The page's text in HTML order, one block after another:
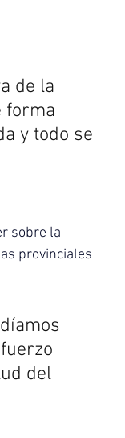
de la
forma
y todo se
sobre la
provinciales
del